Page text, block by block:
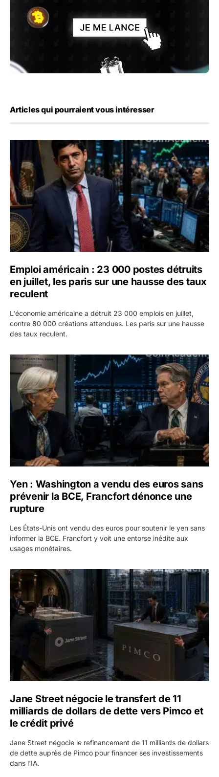
Articles qui pourraient vous intéresser
Emploi américain : 23 000 postes détruits en juillet, les
Emploi américain : 23 000 postes détruits
en juillet, les paris sur une hausse des taux
reculent
L'économie américaine a détruit 23 000 emplois en juillet,
contre 80 000 créations attendues. Les paris sur une hausse
des taux reculent.
Yen : Washington a vendu des euros sans prévenir la
Yen : Washington a vendu des euros sans
prévenir la BCE, Francfort dénonce une
rupture
Les États-Unis ont vendu des euros pour soutenir le yen sans
informer la BCE. Francfort y voit une entorse inédite aux
usages monétaires.
Jane Street négocie le transfert de 11 milliards de
Jane Street négocie le transfert de 11
milliards de dollars de dette vers Pimco et
le crédit privé
Jane Street négocie le refinancement de 11 milliards de dollars
de dette auprès de Pimco pour financer ses investissements
dans l'IA.